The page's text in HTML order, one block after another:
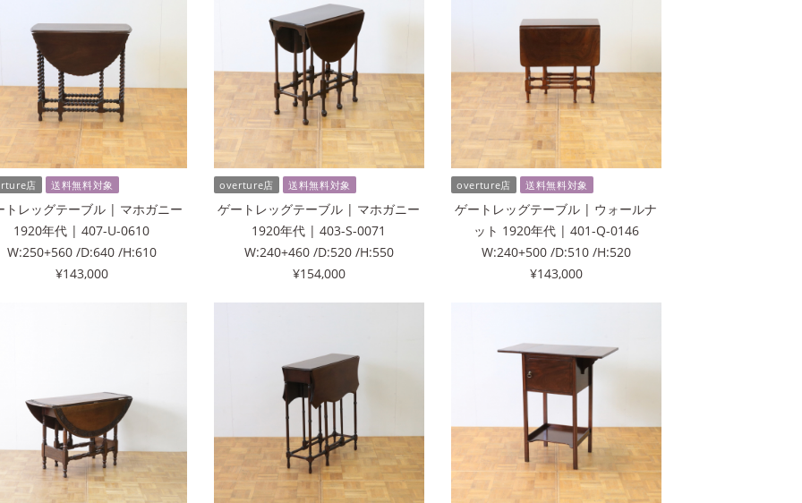
店 送料無料対象
トレッグテーブル | マホガニー
1920年代 | 407-U-0610
W:250+560 /D:640 /H:610
¥143,000
overture店 送料無料対象
ゲートレッグテーブル | マホガニー
1920年代 | 403-S-0071
W:240+460 /D:520 /H:550
¥154,000
overture店 送料無料対象
ゲートレッグテーブル | ウォールナ
ット 1920年代 | 401-Q-0146
W:240+500 /D:510 /H:520
¥143,000